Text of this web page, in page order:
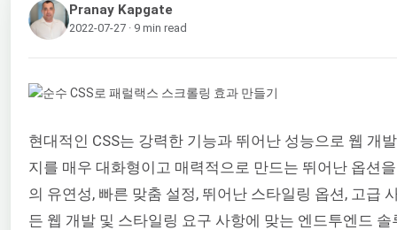
Pranay Kapgate
2022-07-27 · 9 min read
현대적인 CSS는 강력한 기능과 뛰어난 성능으로 웹 개
지를 매우 대화형이고 매력적으로 만드는 뛰어난 옵션
의 유연성, 빠른 맞춤 설정, 뛰어난 스타일링 옵션, 고급
든 웹 개발 및 스타일링 요구 사항에 맞는 엔드투엔드